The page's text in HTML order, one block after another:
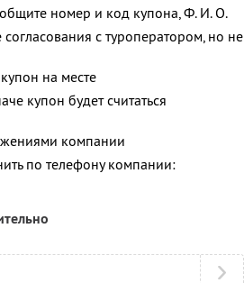
номер и код купона,Ф. И. О.
с туроператором, но не
на месте
купон будет считаться
компании
по телефону компании: